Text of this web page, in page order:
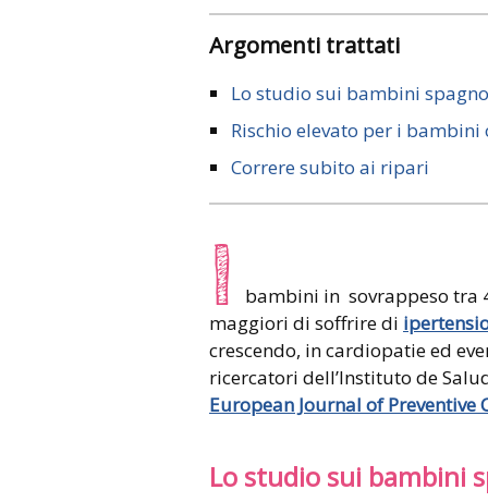
Argomenti trattati
Lo studio sui bambini
Rischio elevato per i bambini
Correre subito ai ripari
I
bambini in sovrappeso tra
maggiori di soffrire di
crescendo, in cardiopatie ed
ricercatori dell’Instituto de
European Journal of Preventive
Lo studio sui bambini